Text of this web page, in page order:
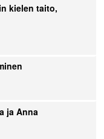
kielen taito,
ja Anna